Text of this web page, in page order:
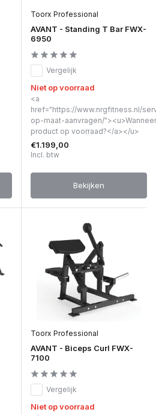
Toorx Professional
AVANT - Standing T Bar FWX-
6950
Vergelijk
Niet op voorraad
<a
href="https://www.nrgfitness.nl/
op-maat-aanvragen/
product op voorraad?</a></u>
€1.199,00
Incl. btw
Bekijken
Toorx Professional
AVANT - Biceps Curl FWX-
7100
Vergelijk
Niet op voorraad